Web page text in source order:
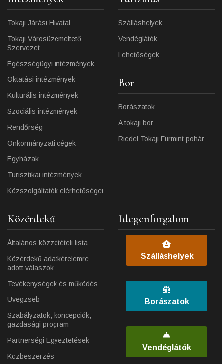
Tokaji Járási Hivatal
Tokaji Városüzemeltető
Szervezet
Egészségügyi intézmények
Oktatási intézmények
Kulturális intézmények
Szociális intézmények
Rendőrség
Önkormányzati cégek
Egyházak
Turisztikai intézmények
Közszolgáltatók elérhetőségei
Szálláshelyek
Vendéglátók
Lehetőségek
Bor
Borászatok
A tokaji bor
Riedel Tokaji Furmint pohár
Közérdekű
Általános közzétételi lista
Közérdekű adatkérelemre
adott válaszok
Tevékenységek és működés
Üvegzseb
Szabályzatok, koncepciók,
gazdasági program
Partnerségi Egyeztetések
Közbeszerzés
Idegenforgalom
Szálláshelyek
Borászatok
Vendéglátók